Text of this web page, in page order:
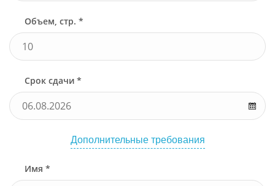
Объем, стр. *
Срок сдачи *
Дополнительные требования
Имя *